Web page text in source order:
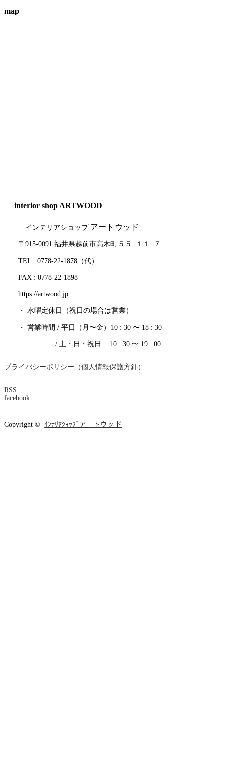
map
interior shop ARTWOOD
インテリアショップ アートウッド
〒915-0091 福井県越前市高木町５５−１１−７
TEL : 0778-22-1878（代）
FAX : 0778-22-1898
https://artwood.jp
・ 水曜定休日（祝日の場合は営業）
・ 営業時間 / 平日（月〜金）10 : 30 〜 18 : 30
/ 土・日・祝日 10 : 30 〜 19 : 00
プライバシーポリシー（個人情報保護方針）
RSS
facebook
Copyright © ｲﾝﾃﾘｱｼｮｯﾌﾟアートウッド